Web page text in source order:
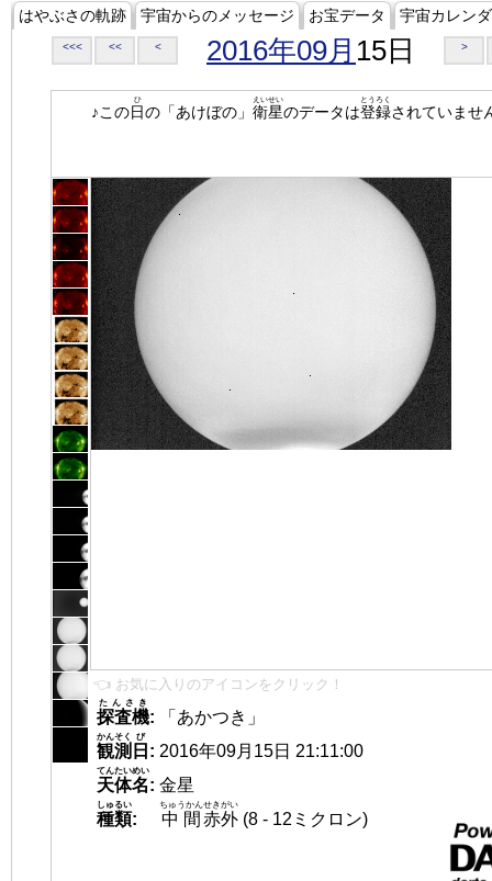
はやぶさの軌跡 宇宙からのメッセージ お宝データ 宇宙カレン
<<< << < 2016年09月 15日 >
♪この日
ひ
の「あけぼの」 衛星
えいせい
のデータは登録
とうろく
されていませ
👈 お気に入りのアイコンをクリック！
探査機
たんさき
:
「あかつき」
観測
かんそく
日
び
: 2016年09月15日 21:11:00
天体名
てんたいめい
: 金星
種類
しゅるい
: 中間
ちゅうかん
赤外
せきがい
(8 - 12ミクロン)